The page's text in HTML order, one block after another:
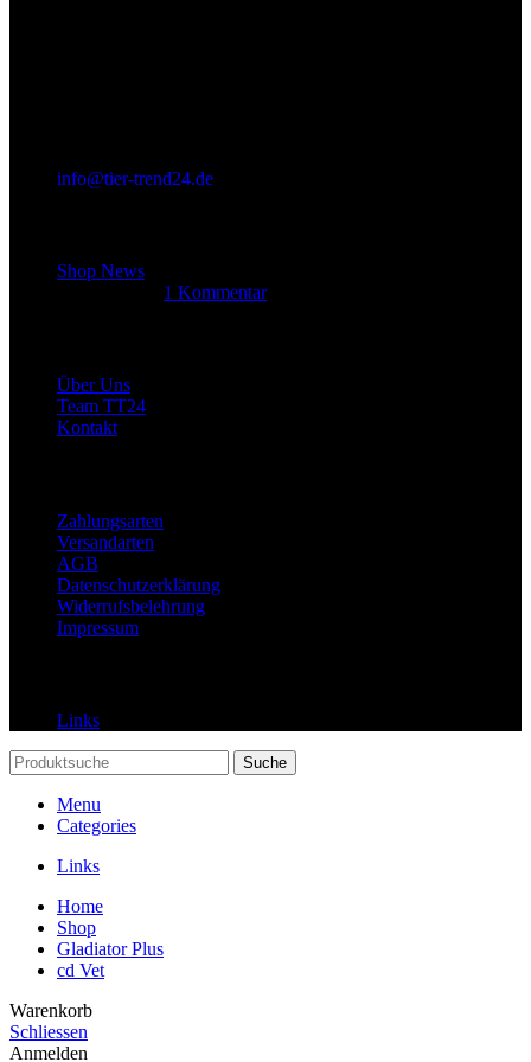
info@tier-trend24.de
Shop News
1 Kommentar
Über Uns
Team TT24
Kontakt
Zahlungsarten
Versandarten
AGB
Datenschutzerklärung
Widerrufsbelehrung
Impressum
Links
Suche
Menu
Categories
Links
Home
Shop
Gladiator Plus
cd Vet
Warenkorb
Schliessen
Anmelden